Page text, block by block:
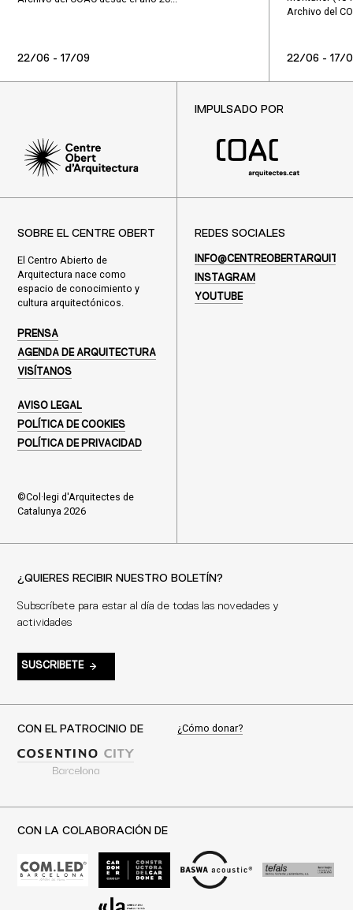
22/06 - 17/09
Archivo del
22/06 - 17/
IMPULSADO POR
SOBRE EL CENTRE OBERT
El Centro Abierto de
Arquitectura nace como
espacio de conocimiento y
cultura arquitectónicos.
PRENSA
AGENDA DE ARQUITECTURA
VISÍTANOS
AVISO LEGAL
POLÍTICA DE COOKIES
POLÍTICA DE PRIVACIDAD
©Col·legi d'Arquitectes de
Catalunya 2026
REDES SOCIALES
INSTAGRAM
YOUTUBE
¿QUIERES RECIBIR NUESTRO BOLETÍN?
Subscríbete para estar al día de todas las novedades y
actividades
SUSCRIBETE
CON EL PATROCINIO DE ¿Cómo donar?
CON LA COLABORACIÓN DE